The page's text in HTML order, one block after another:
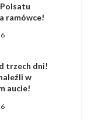
ramówce!
trzech dni!
w
aucie!